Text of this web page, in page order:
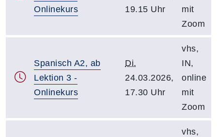
Onlinekurs
19.15 Uhr
mit
Zoom
Spanisch A2, ab
Lektion 3 -
Onlinekurs
Di.
24.03.2026,
17.30 Uhr
vhs,
IN,
online
mit
Zoom
vhs,